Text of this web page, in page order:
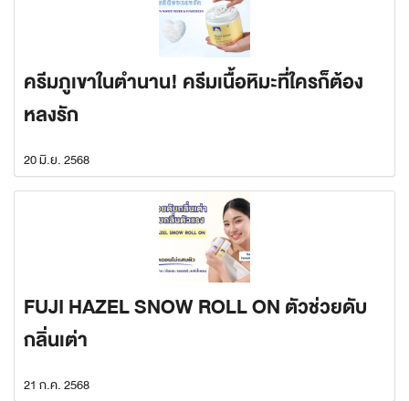
ครีมภูเขาในตำนาน! ครีมเนื้อหิมะที่ใครก็ต้อง
หลงรัก
20 มิ.ย. 2568
FUJI HAZEL SNOW ROLL ON ตัวช่วยดับ
กลิ่นเต่า
21 ก.ค. 2568